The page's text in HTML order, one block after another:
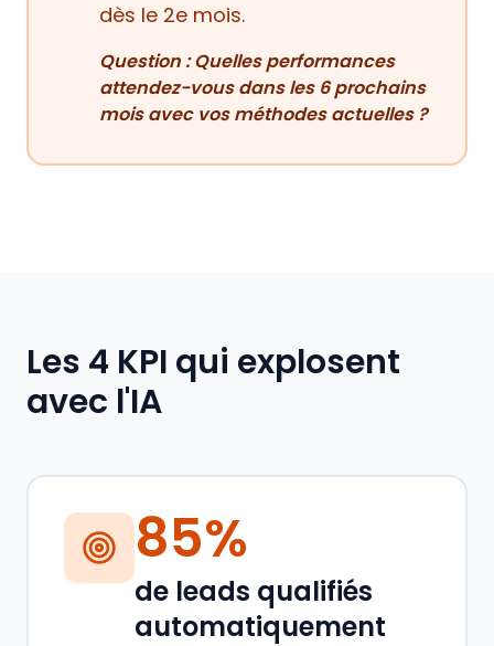
dès le 2e mois.
Question : Quelles performances
attendez-vous dans les 6 prochains
mois avec vos méthodes actuelles ?
Les 4 KPI qui explosent
avec l'IA
85%
de leads qualifiés
automatiquement